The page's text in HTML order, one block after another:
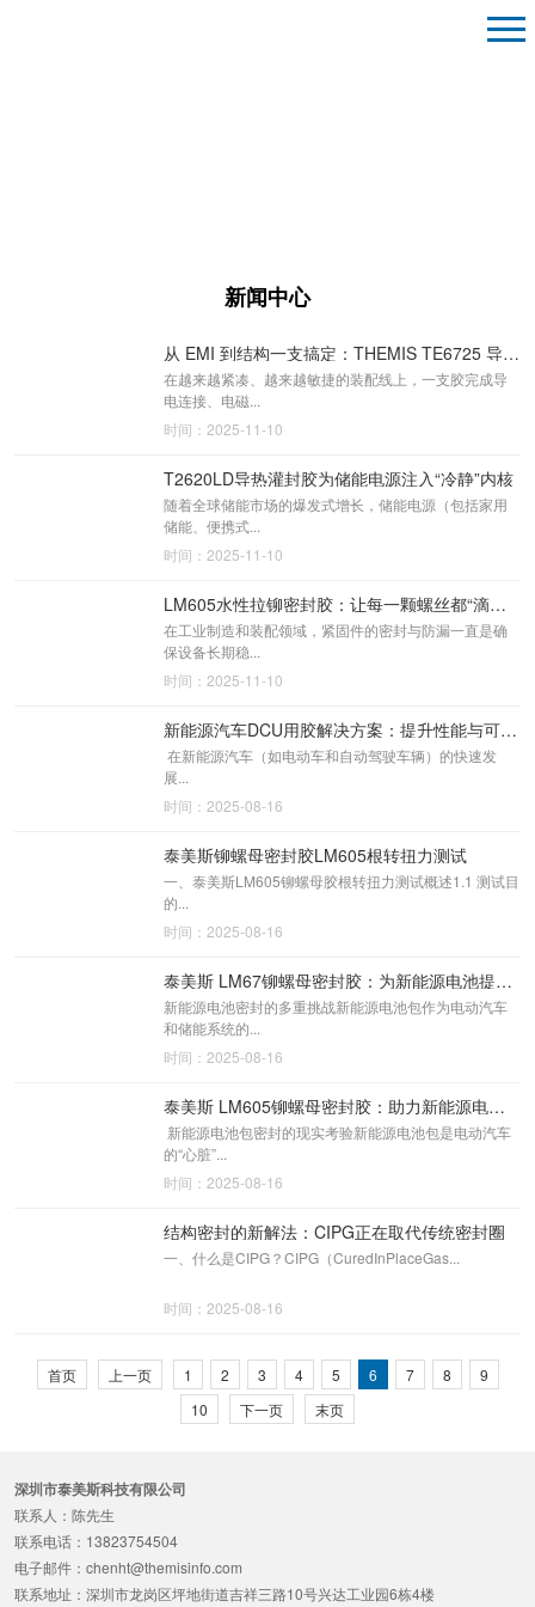
新闻中心
从 EMI 到结构一支搞定：THEMIS TE6725 导电/屏蔽/粘接一体化胶（碳-镍体系）
在越来越紧凑、越来越敏捷的装配线上，一支胶完成导
电连接、电磁...
时间：2025-11-10
T2620LD导热灌封胶为储能电源注入“冷静”内核
随着全球储能市场的爆发式增长，储能电源（包括家用
储能、便携式...
时间：2025-11-10
LM605水性拉铆密封胶：让每一颗螺丝都“滴水不漏”
在工业制造和装配领域，紧固件的密封与防漏一直是确
保设备长期稳...
时间：2025-11-10
新能源汽车DCU用胶解决方案：提升性能与可靠性的关键
在新能源汽车（如电动车和自动驾驶车辆）的快速发
展...
时间：2025-08-16
泰美斯铆螺母密封胶LM605根转扭力测试
一、泰美斯LM605铆螺母胶根转扭力测试概述1.1 测试目
的...
时间：2025-08-16
泰美斯 LM67铆螺母密封胶：为新能源电池提供极端工况下的密封保障
新能源电池密封的多重挑战新能源电池包作为电动汽车
和储能系统的...
时间：2025-08-16
泰美斯 LM605铆螺母密封胶：助力新能源电池应对极端应力的密封挑战
新能源电池包密封的现实考验新能源电池包是电动汽车
的“心脏”...
时间：2025-08-16
结构密封的新解法：CIPG正在取代传统密封圈
一、什么是CIPG？CIPG（CuredInPlaceGas...
时间：2025-08-16
首页 上一页 1 2 3 4 5 6 7 8
9
10
下一页 末页
深圳市泰美斯科技有限公司
联系人：陈先生
联系电话：13823754504
电子邮件：chenht@themisinfo.com
联系地址：深圳市龙岗区坪地街道吉祥三路10号兴达工业园6栋4楼